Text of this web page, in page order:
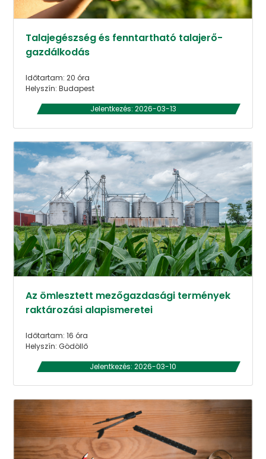
Talajegészség és fenntartható talajerő-
gazdálkodás
Időtartam: 20 óra
Helyszín: Budapest
Jelentkezés: 2026-03-13
Az ömlesztett mezőgazdasági termények
raktározási alapismeretei
Időtartam: 16 óra
Helyszín: Gödöllő
Jelentkezés: 2026-03-10